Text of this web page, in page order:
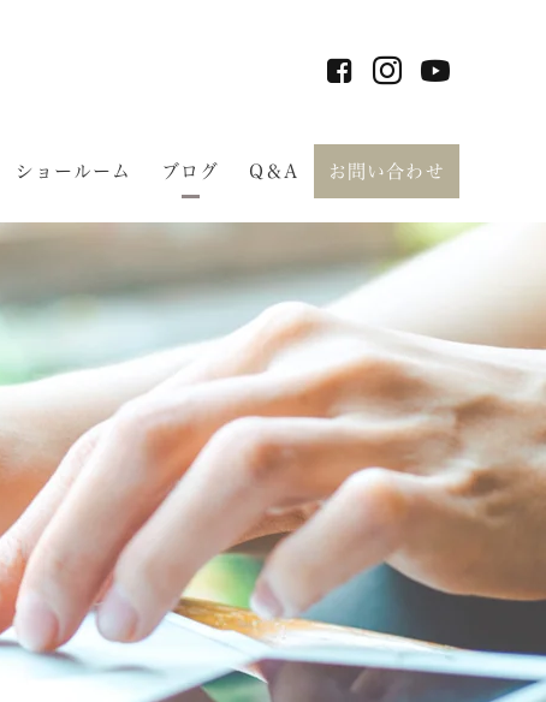
ショールーム ブログ Q＆A お問い合わせ